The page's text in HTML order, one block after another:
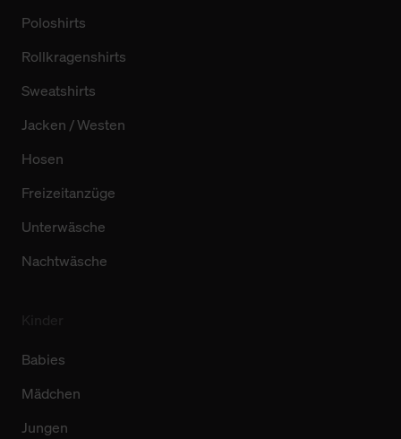
Poloshirts
Rollkragenshirts
Sweatshirts
Jacken / Westen
Hosen
Freizeitanzüge
Unterwäsche
Nachtwäsche
Babies
Mädchen
Jungen